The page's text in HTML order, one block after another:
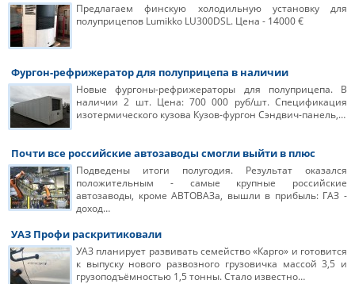
Предлагаем финскую холодильную установку для
полуприцепов Lumikko LU300DSL. Цена - 14000 €
Фургон-рефрижератор для полуприцепа в наличии
Новые фургоны-рефрижераторы для полуприцепа. В
наличии 2 шт. Цена: 700 000 руб/шт. Спецификация
изотермического кузова Кузов-фургон Сэндвич-панель,…
Почти все российские автозаводы смогли выйти в плюс
Подведены итоги полугодия. Результат оказался
положительным - самые крупные российские
автозаводы, кроме АВТОВАЗа, вышли в прибыль: ГАЗ -
доход…
УАЗ Профи раскритиковали
УАЗ планирует развивать семейство «Карго» и готовится
к выпуску нового развозного грузовичка массой 3,5 и
грузоподъёмностью 1,5 тонны. Стало известно…